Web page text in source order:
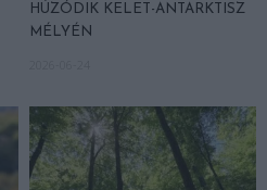
HÚZÓDIK KELET-ANTARKTISZ
MÉLYÉN